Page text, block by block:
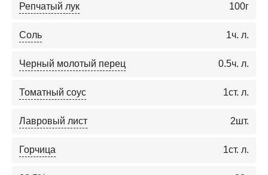
Репчатый лук 100г
Соль 1ч. л.
Черный молотый перец 0.5ч. л.
Томатный соус 1ст. л.
Лавровый лист 2шт.
Горчица 1ст. л.